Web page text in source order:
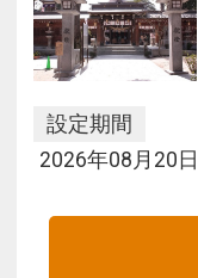
設定期間
2026年08月20